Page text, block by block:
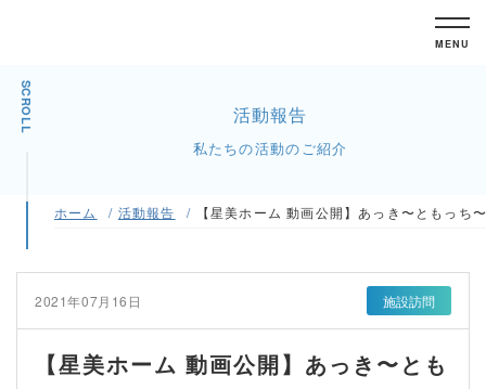
MENU
SCROLL 活動報告
私たちの活動のご紹介
ホーム 活動報告 【星美ホーム 動画公開】あっき〜ともっち
2021年07月16日 施設訪問
【星美ホーム 動画公開】あっき〜とも